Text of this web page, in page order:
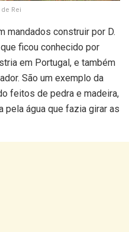
Rei
mandados construir por D.
ficou conhecido por
em Portugal, e também
São um exemplo da
feitos de pedra e madeira,
pela água que fazia girar as